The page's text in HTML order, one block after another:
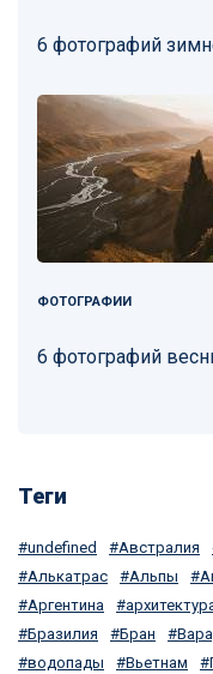
6 фотографий
ФОТОГРАФИИ
6 фотографий
Теги
undefined Австралия
Алькатрас
Альпы
Аргентина
Бразилия
Бран
водопады
Вьетнам